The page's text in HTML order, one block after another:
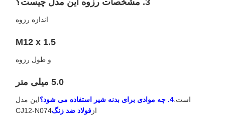
3. مشخصات رزوه این مدل چیست؟
اندازه رزوه
M12 x 1.5
و طول رزوه
5.0 میلی متر
است. 4. چه موادی برای بدنه شیر استفاده می شود؟
این مدل
از فولاد ضد زنگCJ12-N074